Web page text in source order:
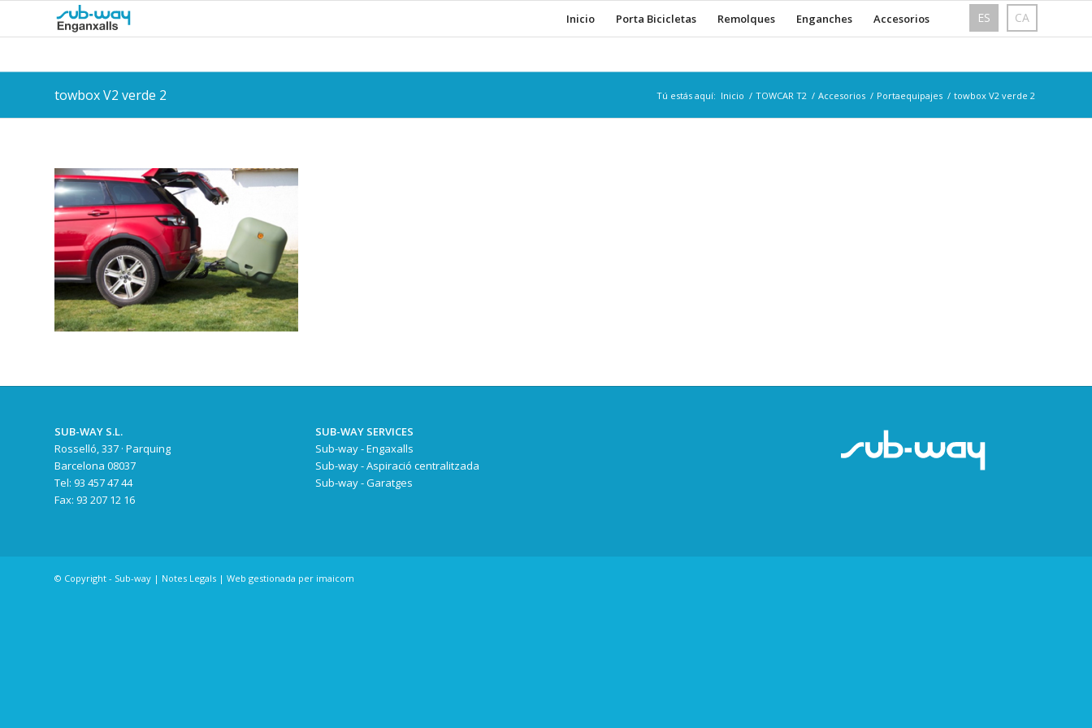
Inicio Porta Bicicletas Remolques Enganches Accesorios ES CA
towbox V2 verde 2 Tú estás aquí: Inicio / TOWCAR T2 / Accesorios / Portaequipajes / towbox V2 verde 2
SUB-WAY S.L.
Rosselló, 337 · Parquing
Barcelona 08037
Tel: 93 457 47 44
Fax: 93 207 12 16
SUB-WAY SERVICES
Sub-way - Engaxalls
Sub-way - Aspiració centralitzada
Sub-way - Garatges
© Copyright - Sub-way | Notes Legals | Web gestionada per imaicom